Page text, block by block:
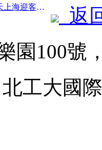
前一篇：中秋國慶長假前四天上海迎客逾1511萬人次，同比增長超兩成
返
園100號
北工大